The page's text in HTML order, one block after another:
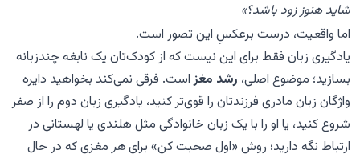
شاید هنوز زود باشد؟»
اما واقعیت، درست برعکسِ این تصور است.
یادگیری زبان فقط برای این نیست که از کودک‌تان یک نابغه چندزبانه
بسازید؛ موضوع اصلی، رشد مغزاست. فرقی نمی‌کند بخواهید دایره
واژگان زبان مادری فرزندتان را قوی‌تر کنید، یادگیری زبان دوم را از صفر
شروع کنید، یا او را با یک زبان خانوادگی مثل هلندی یا لهستانی در
ارتباط نگه دارید؛ روش «اول صحبت کن» برایهرمغزی که در حال